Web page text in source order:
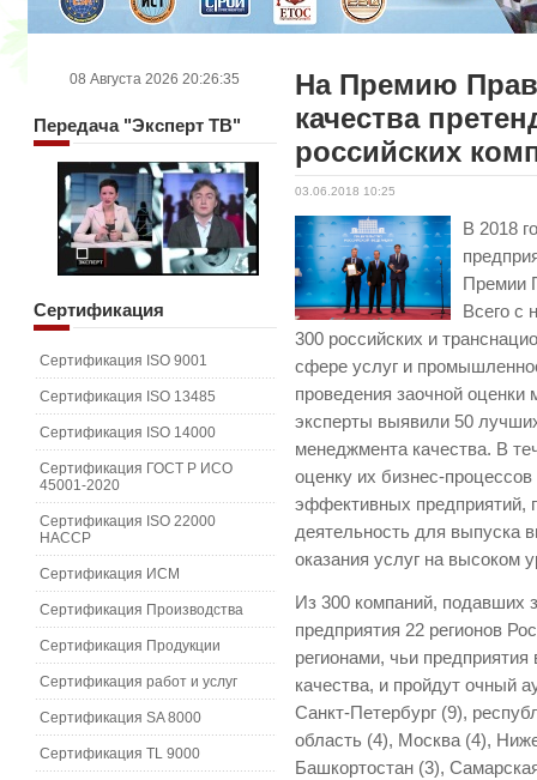
На Премию
качества
российских
03.06.2018 10:25
В 2018
Премии
Всего с
300 российских и
сфере услуг и
проведения заочной оценки
эксперты выявили 50
менеджмента качества. В
оценку их бизнес-
эффективных предприятий,
деятельность для выпуска
оказания услуг на высоком
Из 300 компаний, подавших
предприятия 22 регионов
регионами, чьи
качества, и пройдут очный
Санкт-Петербург (9),
область (4), Москва (4),
Башкортостан (3),
08 Августа 2026 20:26:35
Передача"Эксперт ТВ"
Сертификация
Сертификация ISO 9001
Сертификация ISO 13485
Сертификация ISO 14000
Сертификация ГОСТ Р ИСО
45001-2020
Сертификация ISO 22000
HACCP
Сертификация ИСМ
Сертификация Производства
Сертификация Продукции
Сертификация работ и услуг
Сертификация SA 8000
Сертификация TL 9000